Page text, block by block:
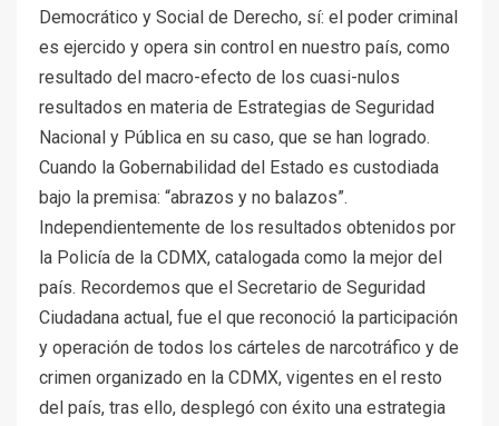
Democrático y Social de Derecho, sí: el poder criminal
es ejercido y opera sin control en nuestro país, como
resultado del macro-efecto de los cuasi-nulos
resultados en materia de Estrategias de Seguridad
Nacional y Pública en su caso, que se han logrado.
Cuando la Gobernabilidad del Estado es custodiada
bajo la premisa: “abrazos y no balazos”.
Independientemente de los resultados obtenidos por
la Policía de la CDMX, catalogada como la mejor del
país. Recordemos que el Secretario de Seguridad
Ciudadana actual, fue el que reconoció la participación
y operación de todos los cárteles de narcotráfico y de
crimen organizado en la CDMX, vigentes en el resto
del país, tras ello, desplegó con éxito una estrategia